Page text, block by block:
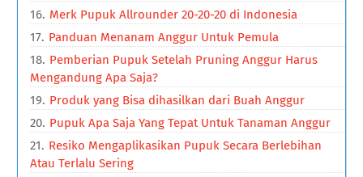
Merk Pupuk Allrounder 20-20-20 di Indonesia
Panduan Menanam Anggur Untuk Pemula
Pemberian Pupuk Setelah Pruning Anggur Harus
Mengandung Apa Saja?
Produk yang Bisa dihasilkan dari Buah Anggur
Pupuk Apa Saja Yang Tepat Untuk Tanaman Anggur
Resiko Mengaplikasikan Pupuk Secara Berlebihan
Atau Terlalu Sering